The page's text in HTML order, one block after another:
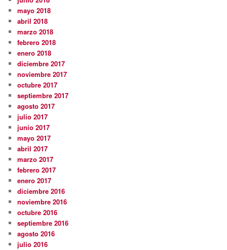
mayo 2018
abril 2018
marzo 2018
febrero 2018
enero 2018
diciembre 2017
noviembre 2017
octubre 2017
septiembre 2017
agosto 2017
julio 2017
junio 2017
mayo 2017
abril 2017
marzo 2017
febrero 2017
enero 2017
diciembre 2016
noviembre 2016
octubre 2016
septiembre 2016
agosto 2016
julio 2016